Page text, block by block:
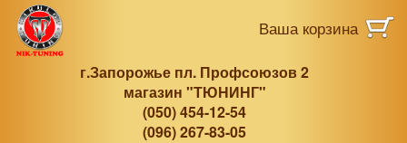
Перейти к основному содержанию
Ваша корзина
г.Запорожье пл. Профсоюзов 2
магазин "ТЮНИНГ"
(050) 454-12-54
(096) 267-83-05